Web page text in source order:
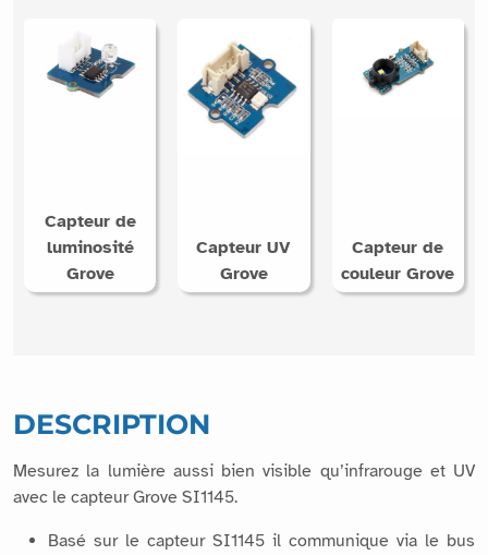
Capteur de
luminosité
Grove
Capteur UV
Grove
Capteur de
couleur Grove
DESCRIPTION
Mesurez la lumière aussi bien visible qu’infrarouge et UV
avec le capteur Grove SI1145.
Basé sur le capteur SI1145 il communique via le bus